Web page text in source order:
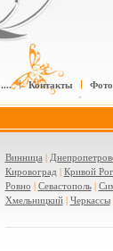
.... Контакты
Винница |
Кировоград | Кривой Рог
Ровно | Севастополь|
Хмельницкий| Черкассы